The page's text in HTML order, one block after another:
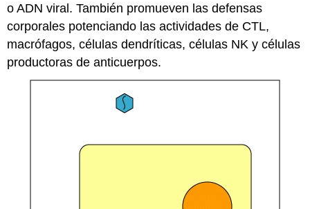
o ADN viral. También promueven las defensas
corporales potenciando las actividades de CTL,
macrófagos, células dendríticas, células NK y células
productoras de anticuerpos.